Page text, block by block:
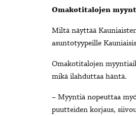
Omakotitalojen
Miltä näyttää
asuntotyypeille
Omakotitalojen
mikä ilahduttaa häntä.
– Myyntiä nopeuttaa
puutteiden korjaus,